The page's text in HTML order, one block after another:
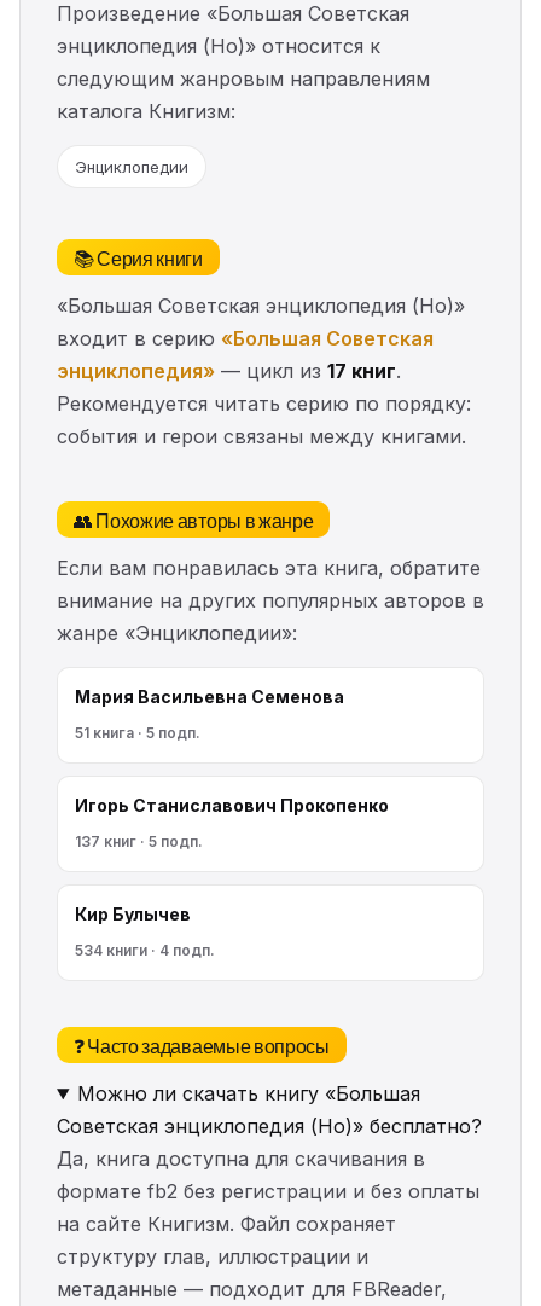
Произведение «Большая Советская
энциклопедия (Но)» относится к
следующим жанровым направлениям
каталога Книгизм:
Энциклопедии
📚 Серия книги
«Большая Советская энциклопедия (Но)»
входит в серию «Большая Советская
энциклопедия» — цикл из 17 книг.
Рекомендуется читать серию по порядку:
события и герои связаны между книгами.
👥 Похожие авторы в жанре
Если вам понравилась эта книга, обратите
внимание на других популярных авторов в
жанре «Энциклопедии»:
Мария Васильевна Семенова
51 книга · 5 подп.
Игорь Станиславович Прокопенко
137 книг · 5 подп.
Кир Булычев
534 книги · 4 подп.
❓ Часто задаваемые вопросы
Можно ли скачать книгу «Большая
Советская энциклопедия (Но)» бесплатно?
Да, книга доступна для скачивания в
формате fb2 без регистрации и без оплаты
на сайте Книгизм. Файл сохраняет
структуру глав, иллюстрации и
метаданные — подходит для FBReader,